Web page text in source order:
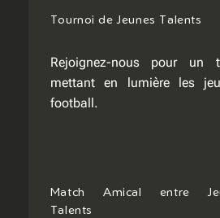
Tournoi de Jeunes Talents
Rejoignez-nous pour un
mettant en lumière les
football.
Match Amical entre
Talents